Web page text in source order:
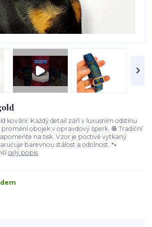
kování: Každý detail září v luxusním odstínu
obojek v opravdový šperk. 🧶 Tradiční
na tisk. Vzor je poctivě vytkaný
barevnou stálost a odolnost. 🐾
celý popis